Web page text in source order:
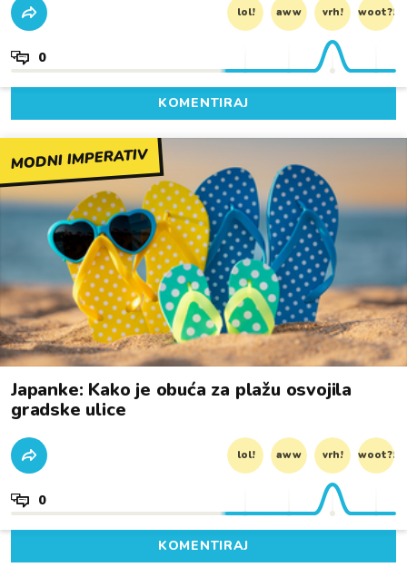
lol! aww vrh! woot?!
0
KOMENTIRAJ
MODNI IMPERATIV
Japanke: Kako je obuća za plažu osvojila
gradske ulice
lol! aww vrh! woot?!
0
KOMENTIRAJ